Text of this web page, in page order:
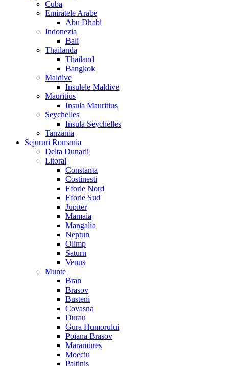
Cuba
Emiratele Arabe
Abu Dhabi
Indonezia
Bali
Thailanda
Thailand
Bangkok
Maldive
Insulele Maldive
Mauritius
Insula Mauritius
Seychelles
Insula Seychelles
Tanzania
Sejururi Romania
Delta Dunarii
Litoral
Constanta
Costinesti
Eforie Nord
Eforie Sud
Jupiter
Mamaia
Mangalia
Neptun
Olimp
Saturn
Venus
Munte
Bran
Brasov
Busteni
Covasna
Durau
Gura Humorului
Poiana Brasov
Maramures
Moeciu
Paltinis